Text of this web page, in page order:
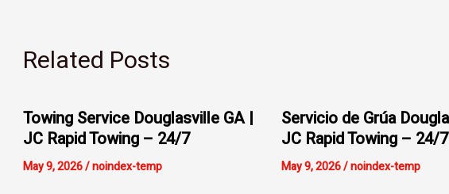
Related Posts
Towing Service Douglasville GA |
JC Rapid Towing – 24/7
May 9, 2026/noindex-temp
Servicio de Grúa
JC Rapid Towing – 24/7
May 9, 2026/noindex-temp